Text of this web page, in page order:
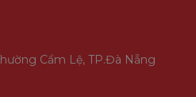
Cẩm Lệ, TP.Đà Nẵng